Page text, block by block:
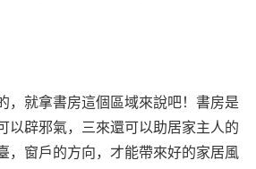
，就拿書房這個區域來說吧！書房是
以辟邪氣，三來還可以助居家主人的
，窗戶的方向，才能帶來好的家居風